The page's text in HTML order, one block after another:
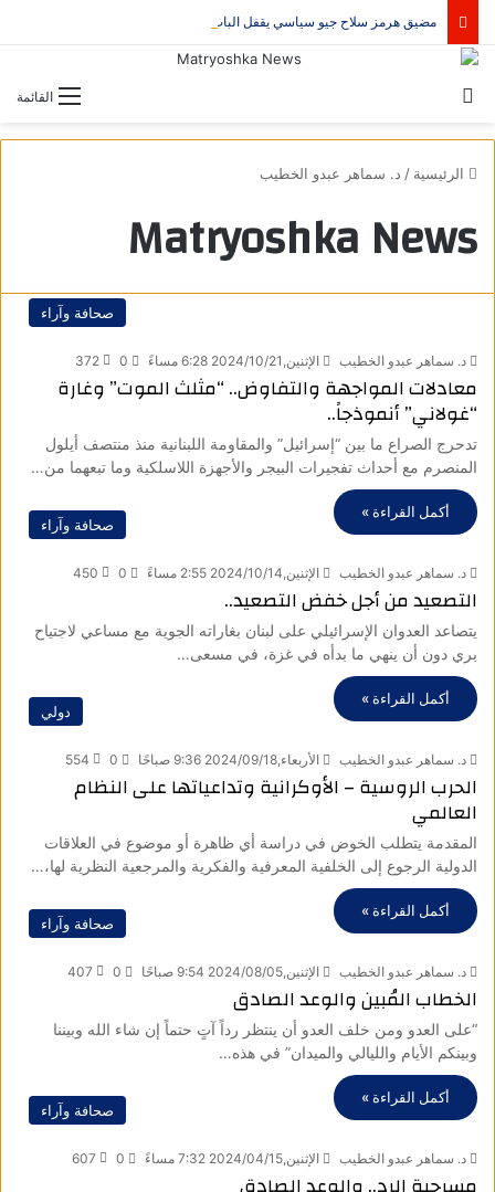
مضيق هرمز سلاح جيو سياسي يقفل الباب على الحرب
القائمة
الرئيسية / د. سماهر عبدو الخطيب
Matryoshka News
صحافة وآراء
د. سماهر عبدو الخطيب الإثنين,2024/10/21 6:28 مساءً 0
372
معادلات المواجهة والتفاوض.. “مثلث الموت” وغارة
“غولاني” أنموذجاً..
تدحرج الصراع ما بين “إسرائيل” والمقاومة اللبنانية منذ منتصف أيلول
المنصرم مع أحداث تفجيرات البيجر والأجهزة اللاسلكية وما تبعهما من…
أكمل القراءة »
صحافة وآراء
د. سماهر عبدو الخطيب الإثنين,2024/10/14 2:55 مساءً 0
450
التصعيد من أجل خفض التصعيد..
يتصاعد العدوان الإسرائيلي على لبنان بغاراته الجوية مع مساعي لاجتياح
بري دون أن ينهي ما بدأه في غزة، في مسعى…
أكمل القراءة »
دولي
د. سماهر عبدو الخطيب الأربعاء,2024/09/18 9:36 صباحًا 0
554
الحرب الروسية – الأوكرانية وتداعياتها على النظام
العالمي
المقدمة يتطلب الخوض في دراسة أي ظاهرة أو موضوع في العلاقات
الدولية الرجوع إلى الخلفية المعرفية والفكرية والمرجعية النظرية لها،…
أكمل القراءة »
صحافة وآراء
د. سماهر عبدو الخطيب الإثنين,2024/08/05 9:54 صباحًا 0
407
الخطاب المُبين والوعد الصادق
“على العدو ومن خلف العدو أن ينتظر رداً آتٍ حتماً إن شاء الله وبيننا
وبينكم الأيام والليالي والميدان” في هذه…
أكمل القراءة »
صحافة وآراء
د. سماهر عبدو الخطيب الإثنين,2024/04/15 7:32 مساءً 0
607